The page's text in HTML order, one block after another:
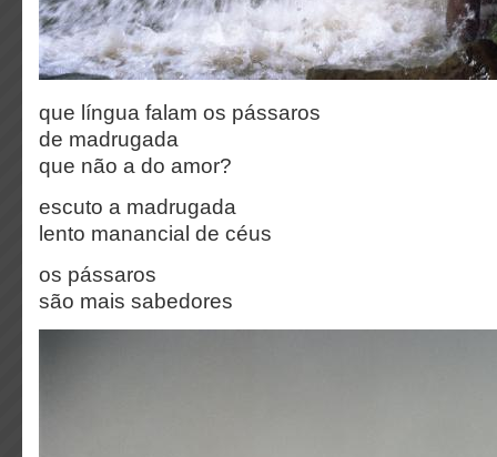
que língua falam os pássaros
de madrugada
que não a do amor?
escuto a madrugada
lento manancial de céus
os pássaros
são mais sabedores